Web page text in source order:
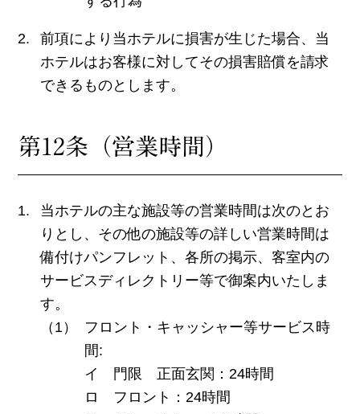
前項により当ホテルに損害が生じた場合、当
ホテルはお客様に対してその損害賠償を請求
できるものとします。
第12条（営業時間）
当ホテルの主な施設等の営業時間は次のとお
りとし、その他の施設等の詳しい営業時間は
備付けパンフレット、各所の掲示、客室内の
サービスディレクトリー等で御案内いたしま
す。
フロント・キャッシャー等サービス時
間:
イ 門限 正面玄関：24時間
ロ フロント：24時間